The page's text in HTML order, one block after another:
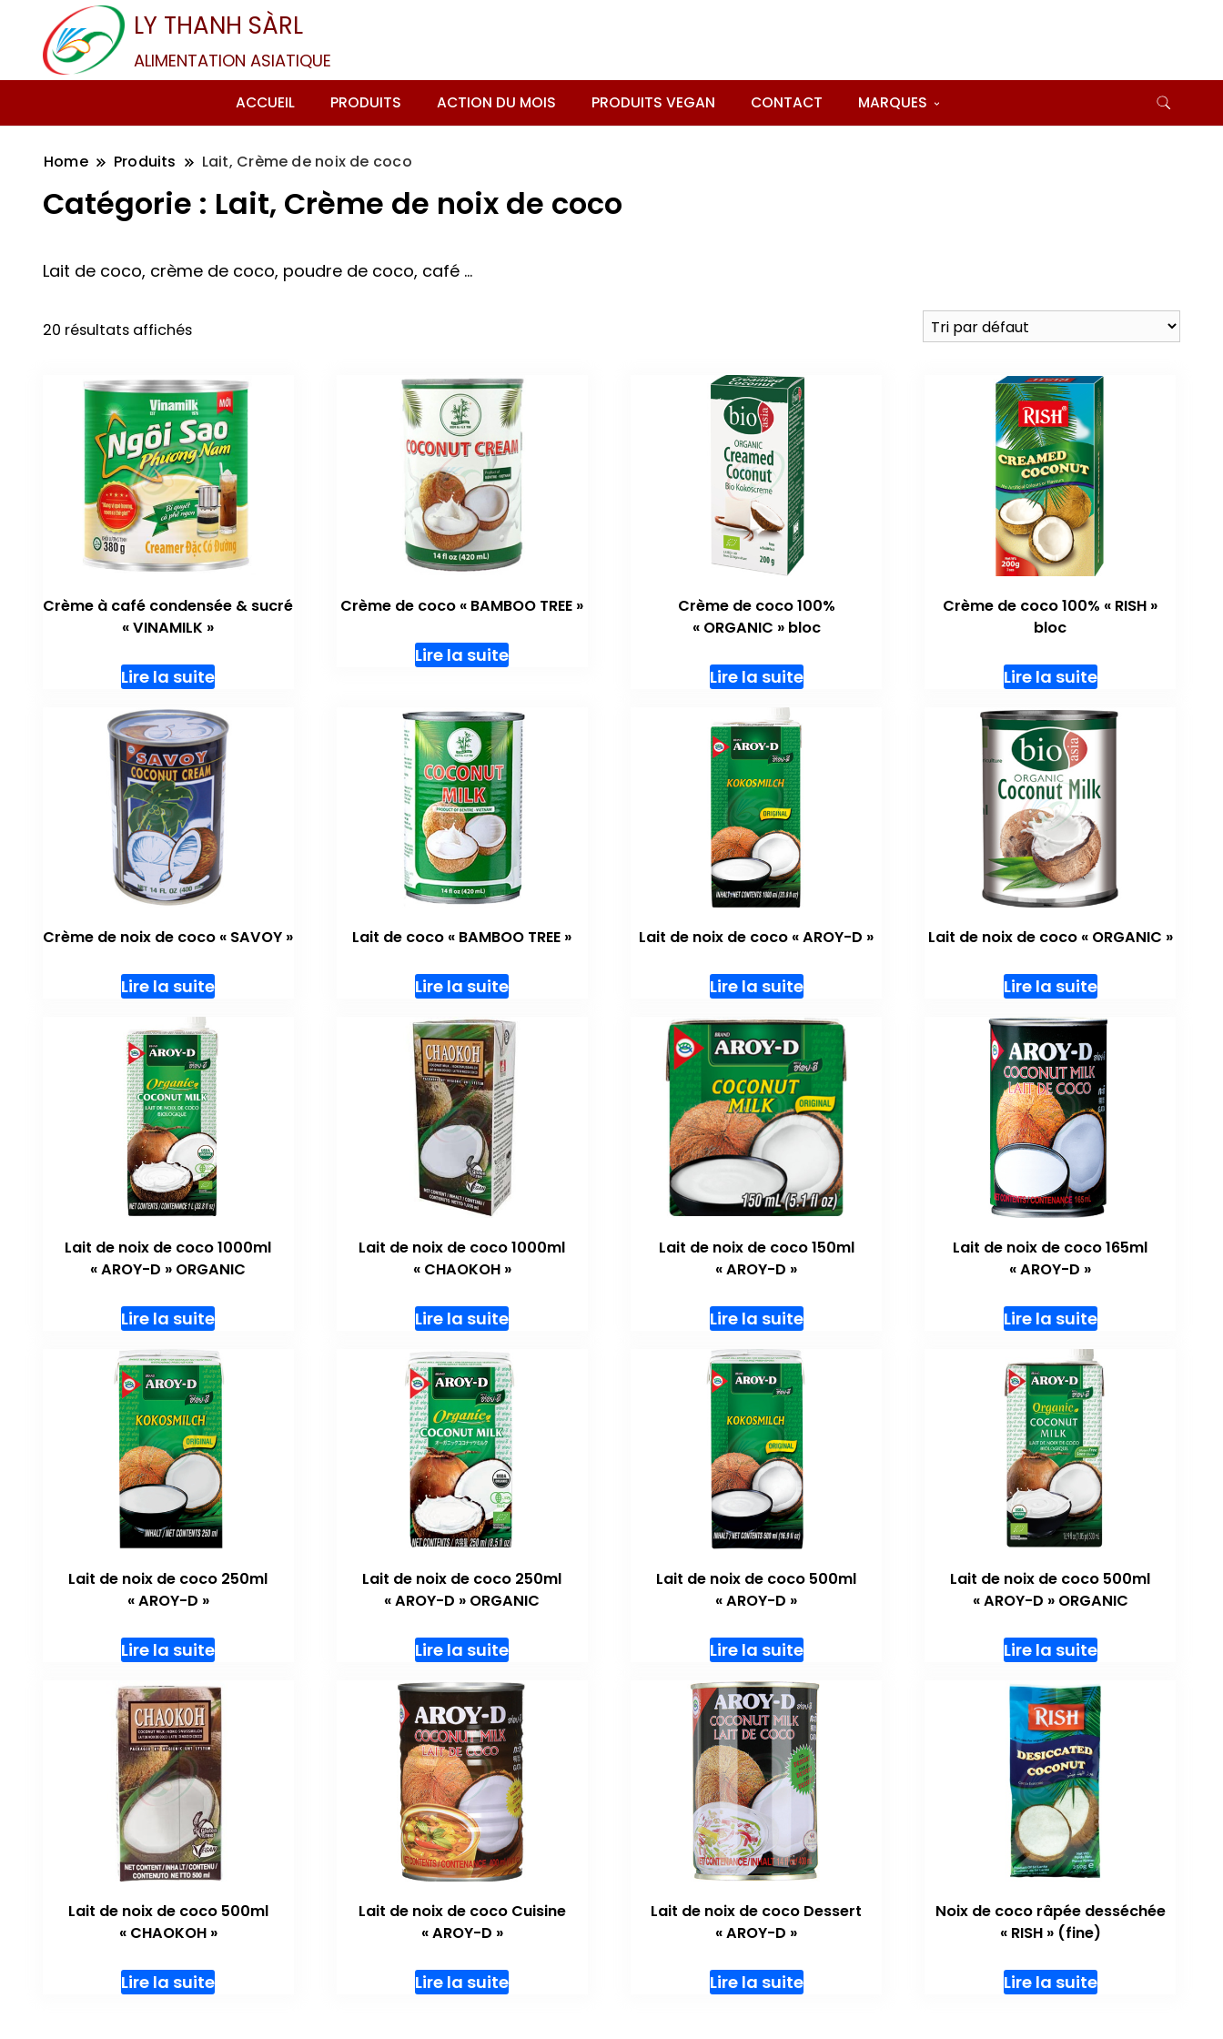
LY THANH SÀRL
ALIMENTATION ASIATIQUE
ACCUEIL PRODUITS ACTION DU MOIS PRODUITS VEGAN CONTACT MARQUES
Home Produits Lait, Crème de noix de coco
Catégorie : Lait, Crème de noix de coco
Lait de coco, crème de coco, poudre de coco, café …
20 résultats affichés
Crème à café condensée & sucré
« VINAMILK »
Lire la suite
Crème de coco « BAMBOO TREE »
Lire la suite
Crème de coco 100%
« ORGANIC » bloc
Lire la suite
Crème de coco 100% « RISH »
bloc
Lire la suite
Crème de noix de coco « SAVOY »
Lire la suite
Lait de coco « BAMBOO TREE »
Lire la suite
Lait de noix de coco « AROY-D »
Lire la suite
Lait de noix de coco « ORGANIC »
Lire la suite
Lait de noix de coco 1000ml
« AROY-D » ORGANIC
Lire la suite
Lait de noix de coco 1000ml
« CHAOKOH »
Lire la suite
Lait de noix de coco 150ml
« AROY-D »
Lire la suite
Lait de noix de coco 165ml
« AROY-D »
Lire la suite
Lait de noix de coco 250ml
« AROY-D »
Lire la suite
Lait de noix de coco 250ml
« AROY-D » ORGANIC
Lire la suite
Lait de noix de coco 500ml
« AROY-D »
Lire la suite
Lait de noix de coco 500ml
« AROY-D » ORGANIC
Lire la suite
Lait de noix de coco 500ml
« CHAOKOH »
Lire la suite
Lait de noix de coco Cuisine
« AROY-D »
Lire la suite
Lait de noix de coco Dessert
« AROY-D »
Lire la suite
Noix de coco râpée desséchée
« RISH » (fine)
Lire la suite